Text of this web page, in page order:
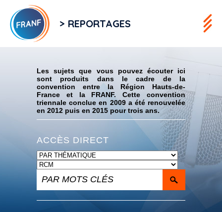
> REPORTAGES
Les sujets que vous pouvez écouter ici
sont produits dans le cadre de la
convention entre la Région Hauts-de-
France et la FRANF. Cette convention
triennale conclue en 2009 a été renouvelée
en 2012 puis en 2015 pour trois ans.
ACCÈS DIRECT